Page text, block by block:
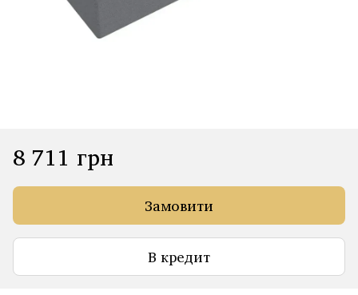
8 711 грн
Замовити
В кредит